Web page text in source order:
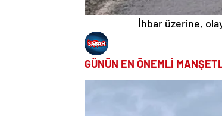
İhbar üzerine,
GÜNÜN EN ÖNEMLİ